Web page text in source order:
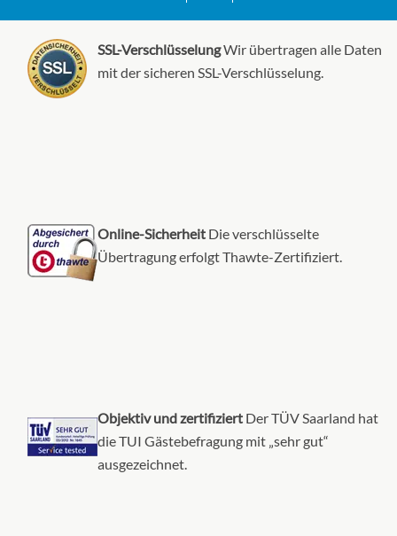
SSL-VerschlüsselungWir übertragen alle Daten
mit der sicheren SSL-Verschlüsselung.
Online-Sicherheit Die verschlüsselte
Übertragung erfolgt Thawte-Zertifiziert.
Objektiv und zertifiziert Der TÜV Saarland hat
die TUI Gästebefragung mit „sehr gut“
ausgezeichnet.